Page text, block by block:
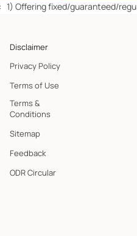
fixed/guaranteed/regular
Disclaimer
Privacy Policy
Terms of Use
Terms &
Conditions
Sitemap
Feedback
ODR Circular